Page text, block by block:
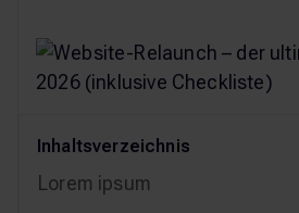
Inhaltsverzeichnis
Lorem ipsum